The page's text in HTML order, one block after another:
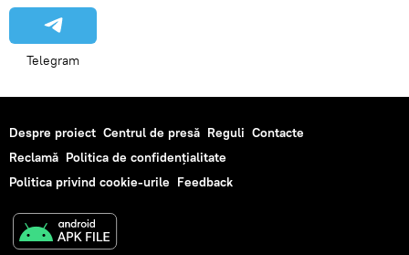
Telegram
Despre proiect Centrul de presă Reguli Contacte
Reclamă Politica de confidențialitate
Politica privind cookie-urile Feedback